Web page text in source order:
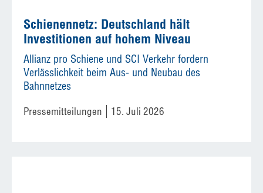
Schienennetz: Deutschland hält
Investitionen auf hohem Niveau
Allianz pro Schiene und SCI Verkehr fordern
Verlässlichkeit beim Aus- und Neubau des
Bahnnetzes
Pressemitteilungen 15. Juli 2026